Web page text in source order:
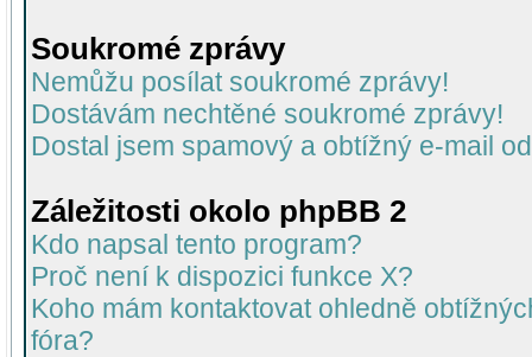
Soukromé zprávy
Nemůžu posílat soukromé zprávy!
Dostávám nechtěné soukromé zprávy!
Dostal jsem spamový a obtížný e-mail
Záležitosti okolo phpBB 2
Kdo napsal tento program?
Proč není k dispozici funkce X?
Koho mám kontaktovat ohledně
fóra?